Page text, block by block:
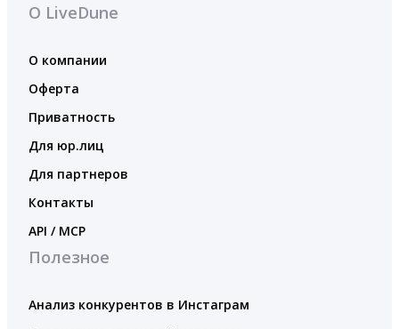
О LiveDune
О компании
Оферта
Приватность
Для юр.лиц
Для партнеров
Контакты
API / MCP
Полезное
Анализ конкурентов в Инстаграм